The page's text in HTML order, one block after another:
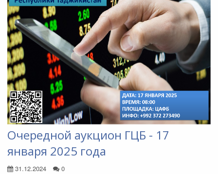
Очередной аукцион ГЦБ - 17
января 2025 года
31.12.2024 0